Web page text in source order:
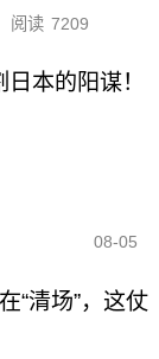
阅读 7209
本的阳谋！
08-05
“清场”，这仗